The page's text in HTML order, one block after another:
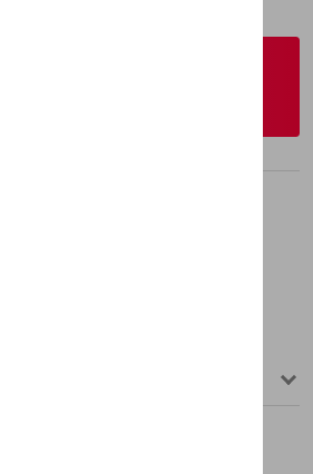
pas de stock
aluminium façonnée au pare-
la zone de chargement.